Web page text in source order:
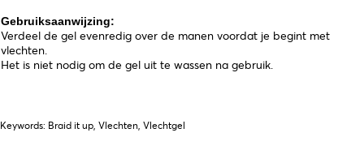
Gebruiksaanwijzing:
Verdeel de gel evenredig over de manen voordat je begint met
vlechten.
Het is niet nodig om de gel uit te wassen na gebruik.
Keywords: Braid it up, Vlechten, Vlechtgel